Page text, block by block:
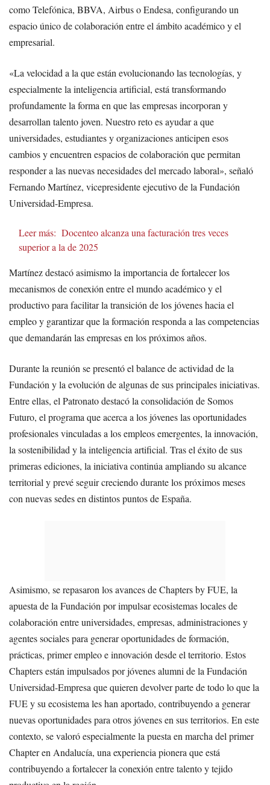
como Telefónica, BBVA, Airbus o Endesa, configurando un
espacio único de colaboración entre el ámbito académico y el
empresarial.
«La velocidad a la que están evolucionando las tecnologías, y
especialmente la inteligencia artificial, está transformando
profundamente la forma en que las empresas incorporan y
desarrollan talento joven. Nuestro reto es ayudar a que
universidades, estudiantes y organizaciones anticipen esos
cambios y encuentren espacios de colaboración que permitan
responder a las nuevas necesidades del mercado laboral», señaló
Fernando Martínez, vicepresidente ejecutivo de la Fundación
Universidad-Empresa.
Leer más: Docenteo alcanza una facturación tres veces
superior a la de 2025
Martínez destacó asimismo la importancia de fortalecer los
mecanismos de conexión entre el mundo académico y el
productivo para facilitar la transición de los jóvenes hacia el
empleo y garantizar que la formación responda a las competencias
que demandarán las empresas en los próximos años.
Durante la reunión se presentó el balance de actividad de la
Fundación y la evolución de algunas de sus principales iniciativas.
Entre ellas, el Patronato destacó la consolidación de Somos
Futuro, el programa que acerca a los jóvenes las oportunidades
profesionales vinculadas a los empleos emergentes, la innovación,
la sostenibilidad y la inteligencia artificial. Tras el éxito de sus
primeras ediciones, la iniciativa continúa ampliando su alcance
territorial y prevé seguir creciendo durante los próximos meses
con nuevas sedes en distintos puntos de España.
Asimismo, se repasaron los avances de Chapters by FUE, la
apuesta de la Fundación por impulsar ecosistemas locales de
colaboración entre universidades, empresas, administraciones y
agentes sociales para generar oportunidades de formación,
prácticas, primer empleo e innovación desde el territorio. Estos
Chapters están impulsados por jóvenes alumni de la Fundación
Universidad-Empresa que quieren devolver parte de todo lo que la
FUE y su ecosistema les han aportado, contribuyendo a generar
nuevas oportunidades para otros jóvenes en sus territorios. En este
contexto, se valoró especialmente la puesta en marcha del primer
Chapter en Andalucía, una experiencia pionera que está
contribuyendo a fortalecer la conexión entre talento y tejido